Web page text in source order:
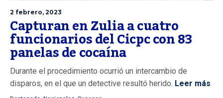
2 febrero, 2023
Capturan en Zulia a cuatro
funcionarios del Cicpc con 83
panelas de cocaína
Durante el procedimiento ocurrió un intercambio de
disparos, en el que un detective resultó herido. Leer más